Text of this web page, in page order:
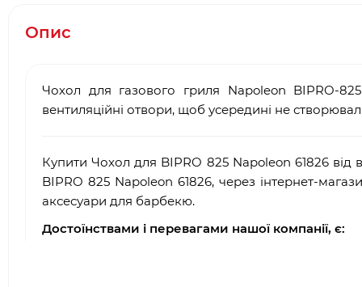
Опис
Чохол для газового гриля Napoleon BIPRO-
вентиляційні отвори, щоб усередині не
Купити Чохол для BIPRO 825 Napoleon 61826
BIPRO 825 Napoleon 61826, через інтернет-
аксесуари для барбекю.
Достоїнствами і перевагами нашої компанії, є: